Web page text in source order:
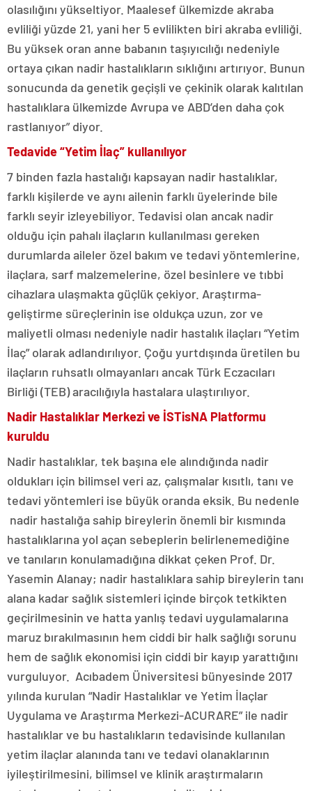
olasılığını yükseltiyor. Maalesef ülkemizde akraba
evliliği yüzde 21, yani her 5 evlilikten biri akraba evliliği.
Bu yüksek oran anne babanın taşıyıcılığı nedeniyle
ortaya çıkan nadir hastalıkların sıklığını artırıyor. Bunun
sonucunda da genetik geçişli ve çekinik olarak kalıtılan
hastalıklara ülkemizde Avrupa ve ABD’den daha çok
rastlanıyor” diyor.
Tedavide “Yetim İlaç” kullanılıyor
7 binden fazla hastalığı kapsayan nadir hastalıklar,
farklı kişilerde ve aynı ailenin farklı üyelerinde bile
farklı seyir izleyebiliyor. Tedavisi olan ancak nadir
olduğu için pahalı ilaçların kullanılması gereken
durumlarda aileler özel bakım ve tedavi yöntemlerine,
ilaçlara, sarf malzemelerine, özel besinlere ve tıbbi
cihazlara ulaşmakta güçlük çekiyor. Araştırma-
geliştirme süreçlerinin ise oldukça uzun, zor ve
maliyetli olması nedeniyle nadir hastalık ilaçları “Yetim
İlaç” olarak adlandırılıyor. Çoğu yurtdışında üretilen bu
ilaçların ruhsatlı olmayanları ancak Türk Eczacıları
Birliği (TEB) aracılığıyla hastalara ulaştırılıyor.
Nadir Hastalıklar Merkezi ve İSTisNA Platformu
kuruldu
Nadir hastalıklar, tek başına ele alındığında nadir
oldukları için bilimsel veri az, çalışmalar kısıtlı, tanı ve
tedavi yöntemleri ise büyük oranda eksik. Bu nedenle
nadir hastalığa sahip bireylerin önemli bir kısmında
hastalıklarına yol açan sebeplerin belirlenemediğine
ve tanıların konulamadığına dikkat çeken Prof. Dr.
Yasemin Alanay; nadir hastalıklara sahip bireylerin tanı
alana kadar sağlık sistemleri içinde birçok tetkikten
geçirilmesinin ve hatta yanlış tedavi uygulamalarına
maruz bırakılmasının hem ciddi bir halk sağlığı sorunu
hem de sağlık ekonomisi için ciddi bir kayıp yarattığını
vurguluyor. Acıbadem Üniversitesi bünyesinde 2017
yılında kurulan “Nadir Hastalıklar ve Yetim İlaçlar
Uygulama ve Araştırma Merkezi-ACURARE” ile nadir
hastalıklar ve bu hastalıkların tedavisinde kullanılan
yetim ilaçlar alanında tanı ve tedavi olanaklarının
iyileştirilmesini, bilimsel ve klinik araştırmaların